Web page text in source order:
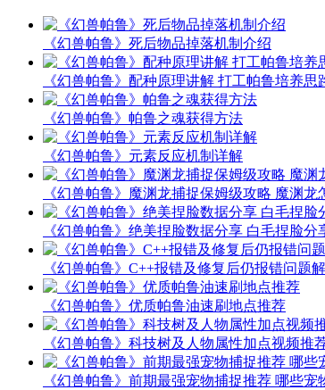
《幻兽帕鲁》死后物品掉落机制介绍
《幻兽帕鲁》配种原理讲解 打工帕鲁培养思
《幻兽帕鲁》帕鲁之魂获得方法
《幻兽帕鲁》元素反应机制详解
《幻兽帕鲁》魔渊龙捕捉保姆级攻略 魔渊龙
《幻兽帕鲁》绝美捏脸数据分享 白毛捏脸分
《幻兽帕鲁》C++报错及修复后仍报错问题
《幻兽帕鲁》优质帕鲁油速刷地点推荐
《幻兽帕鲁》科技树及人物属性加点视频推
《幻兽帕鲁》前期最强宠物捕捉推荐 哪些宠